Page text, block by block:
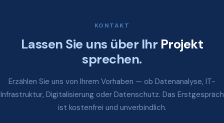
KONTAKT
Lassen Sie uns über Ihr Projekt
sprechen.
Erzählen Sie uns von Ihrem Vorhaben — ob Datenanalyse, IT-
Infrastruktur, Digitalisierung oder Datenschutz. Das Erstgespräch
ist kostenfrei und unverbindlich.